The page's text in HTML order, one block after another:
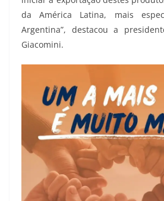
da América Latina, mais
Argentina”, destacou a
Giacomini.